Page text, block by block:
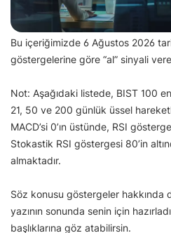
Bu içeriğimizde 6 Ağustos 2026
göstergelerine göre “al” sinyali
Not: Aşağıdaki listede, BIST 100
21, 50 ve 200 günlük üssel
MACD’si 0’ın üstünde, RSI
Stokastik RSI göstergesi 80’in
almaktadır.
Söz konusu göstergeler
yazının sonunda senin için
başlıklarına göz atabilirsin.